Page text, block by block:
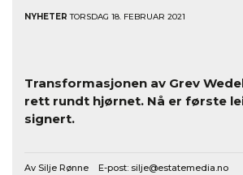
NYHETER TORSDAG 18. FEBRUAR 2021
Transformasjonen av Grev
rett rundt hjørnet. Nå er første
signert.
Av Silje Rønne E-post: silje@estatemedia.no